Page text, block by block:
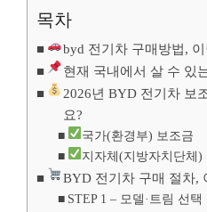
목차
byd 전기차 구매방법,
현재 국내에서 살 수 있
2026년 BYD 전기차 보
요?
국가(환경부) 보조금
지자체(지방자치단체)
BYD 전기차 구매 절차,
STEP 1 – 모델·트림 선택